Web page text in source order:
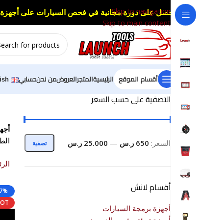
Skip to navigation
Skip to main content
احصل على دورة مجانية في فحص السيارات على
أقسام الموقع الرئيسيةالمتجرالعروضمن نحنحسابي
التصفية على حسب السعر
تصفية السعر: 650 ر.س — 25.000 ر.س
أقسام لانش
أجهزة برمجة السيارات